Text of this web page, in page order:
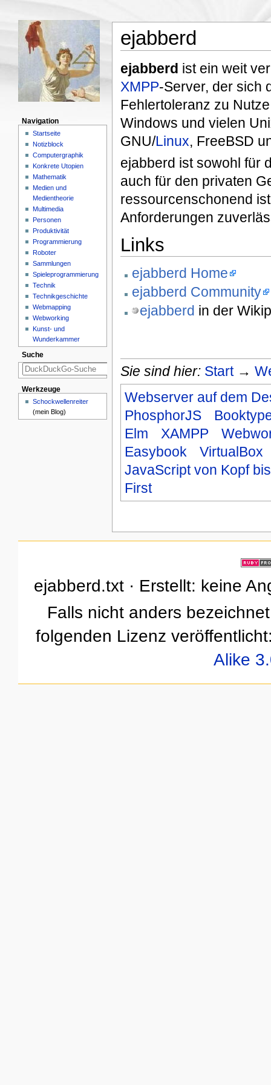
ejabberd
ejabberd ist ein weit
XMPP-Server, der sich
Fehlertoleranz zu
Windows und vielen
GNU/Linux, FreeBSD
ejabberd ist sowohl für
auch für den privaten
ressourcenschonend
Anforderungen
Links
ejabberd Home
ejabberd Community
ejabberd in der
Sie sind hier: Start→
Webserver auf dem
PhosphorJS
Elm
XAMPP
Easybook
VirtualBox
JavaScript von Kopf
First
Navigation
Startseite
Notizblock
Computergraphik
Konkrete Utopien
Mathematik
Medien und
Medientheorie
Multimedia
Personen
Produktivität
Programmierung
Roboter
Sammlungen
Spieleprogrammierung
Technik
Technikgeschichte
Webmapping
Webworking
Kunst- und
Wunderkammer
Suche
Werkzeuge
Schockwellenreiter
(mein Blog)
ejabberd.txt · Erstellt: keine
Falls nicht anders
folgenden Lizenz
Alike